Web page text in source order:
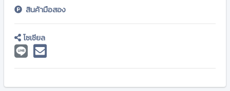
สินค้ามือสอง
โซเชียล